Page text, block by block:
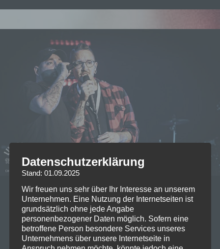
20/11/2023
Live on Stage: 2023-11-17 Seiler
& Speer @Zenith München
Datenschutzerklärung
Stand: 01.09.2025
Wir freuen uns sehr über Ihr Interesse an unserem
Unternehmen. Eine Nutzung der Internetseiten ist
grundsätzlich ohne jede Angabe
personenbezogener Daten möglich. Sofern eine
betroffene Person besondere Services unseres
Unternehmens über unsere Internetseite in